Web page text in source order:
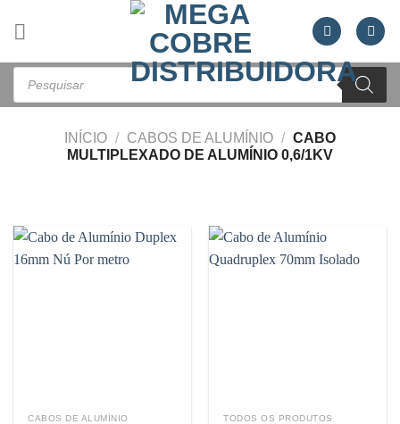
Pesquisar
produtos
INÍCIO / CABOS DE ALUMÍNIO / CABO
MULTIPLEXADO DE ALUMÍNIO 0,6/1KV
CABOS DE ALUMÍNIO TODOS OS PRODUTOS